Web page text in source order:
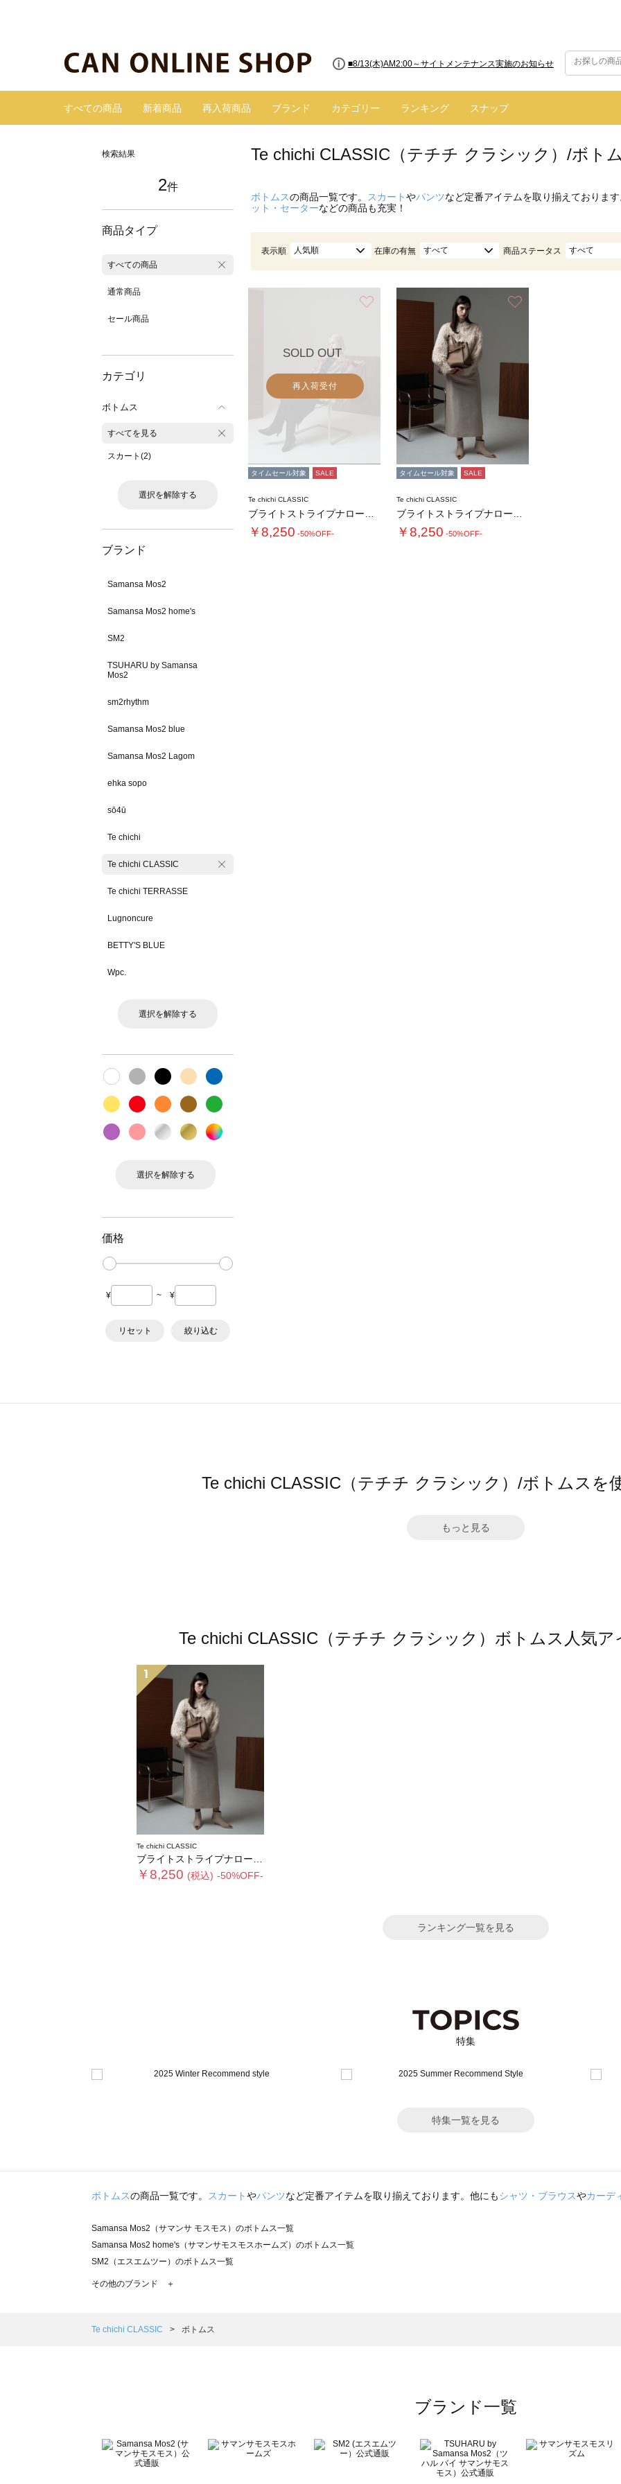
■8/13(木)AM2:00～サイトメンテナンス実施のお知らせ
すべての商品 新着商品 再入荷商品 ブランド カテゴリー ランキング スナップ
検索結果
2件
商品タイプ
すべての商品
通常商品
セール商品
カテゴリ
ボトムス
すべてを見る
スカート(2)
選択を解除する
ブランド
Samansa Mos2
Samansa Mos2 home's
SM2
TSUHARU by Samansa
Mos2
sm2rhythm
Samansa Mos2 blue
Samansa Mos2 Lagom
ehka sopo
sō4ū
Te chichi
Te chichi CLASSIC
Te chichi TERRASSE
Lugnoncure
BETTY'S BLUE
Wpc.
選択を解除する
選択を解除する
価格
¥ ~ ¥
リセット 絞り込む
Te chichi CLASSIC（テチチ クラシック）/ボト
ボトムスの商品一覧です。 スカートやパンツなど定番アイテムを取り揃えておりま
ット・セーターなどの商品も充実！
表示順 人気順 在庫の有無 すべて 商品ステータス すべて
お気に入り
SOLD OUT
再入荷受付
タイムセール対象 SALE
Te chichi CLASSIC
￥8,250 -50%OFF-
タイムセール対象 SALE
Te chichi CLASSIC
￥8,250 -50%OFF-
Te chichi CLASSIC（テチチ クラシック）/ボトムスを
もっと見る
Te chichi CLASSIC（テチチ クラシック）ボトムス人気
1
Te chichi CLASSIC
ブライトストライプナロースカート《2025winter catalog item》
￥8,250 (税込) -50%OFF-
ランキング一覧を見る
特集
特集一覧を見る
ボトムスの商品一覧です。 スカートやパンツなど定番アイテムを取り揃えております。他にもシャツ・ブラウスやカーデ
Samansa Mos2（サマンサ モスモス）のボトムス一覧
Samansa Mos2 home's（サマンサモスモスホームズ）のボトムス一覧
SM2（エスエムツー）のボトムス一覧
TSUHARU by Samansa Mos2（ツハルバイサマンサモスモス）のボトムス一覧
Samansa Mos2 Lagom（サマンサモスモス ラーゴム）のボトムス一覧
BETTY'S BLUE（べティーズブルー）のボトムス一覧
Wpc.（ワールドパーティー）のボトムス一覧
その他のブランド ＋
Te chichi CLASSIC ボトムス
ブランド一覧